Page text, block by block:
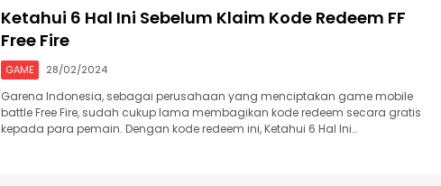
Ketahui 6 Hal Ini Sebelum Klaim Kode Redeem FF
Free Fire
GAME 28/02/2024
Garena Indonesia, sebagai perusahaan yang menciptakan game mobile
battle Free Fire, sudah cukup lama membagikan kode redeem secara gratis
kepada para pemain. Dengan kode redeem ini, Ketahui 6 Hal Ini…